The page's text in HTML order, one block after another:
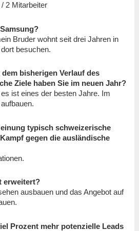
2 Mitarbeiter
Bruder wohnt seit drei Jahren in
besuchen.
bisherigen Verlauf des
Ziele haben Sie im neuen Jahr?
ist eines der besten Jahre. Im
typisch schweizerische
gegen die ausländische
erweitert?
ausbauen und das Angebot auf
Prozent mehr potenzielle Leads